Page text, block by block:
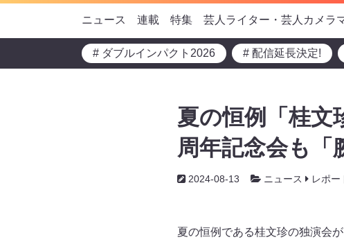
ニュース 連載 特集 芸人ライター・芸人カメラ
# ダブルインパクト2026 # 配信延長決定!
夏の恒例「桂文
周年記念会も「
2024-08-13 ニュース レポー
夏の恒例である桂文珍の独演会